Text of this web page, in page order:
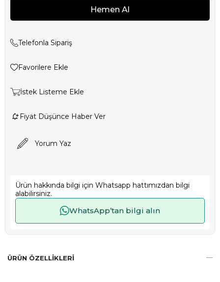
Telefonla Sipariş
Favorilere Ekle
İstek Listeme Ekle
Fiyat Düşünce Haber Ver
Yorum Yaz
Ürün hakkında bilgi için Whatsapp hattımızdan bilgi
alabilirsiniz.
WhatsApp’tan bilgi alın
ÜRÜN ÖZELLIKLERI